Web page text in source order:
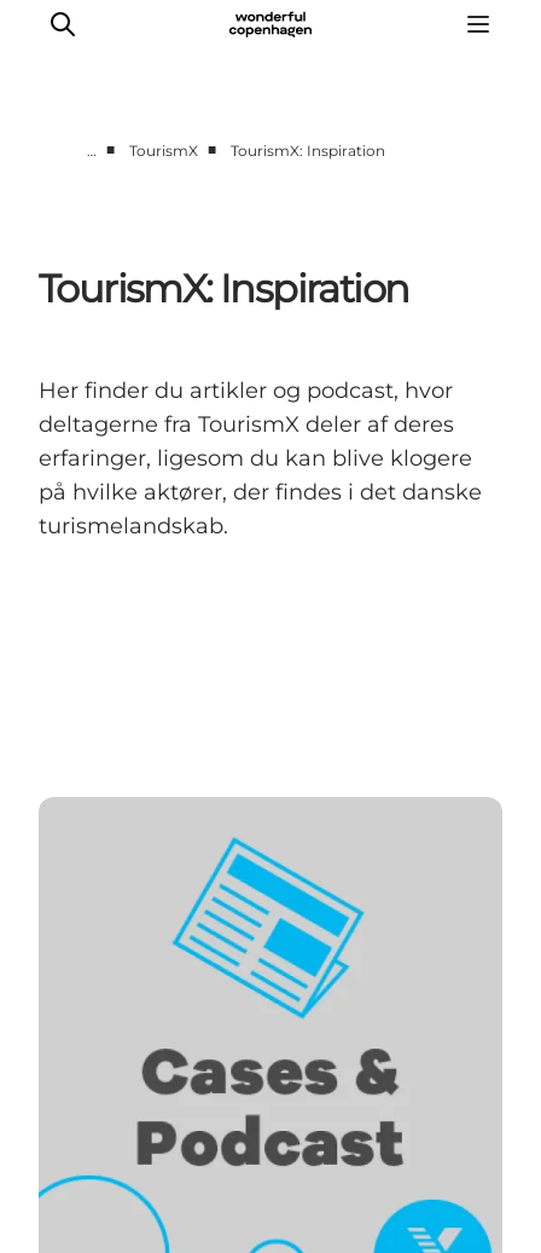
Turismeviden
Om Wonderful Copenhagen
… ■ TourismX ■ TourismX: Inspiration
TourismX: Inspiration
Her finder du artikler og podcast, hvor
deltagerne fra TourismX deler af deres
erfaringer, ligesom du kan blive klogere
på hvilke aktører, der findes i det danske
turismelandskab.
Cases og podcast